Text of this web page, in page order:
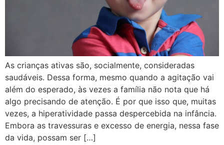
As crianças ativas são, socialmente, consideradas
saudáveis. Dessa forma, mesmo quando a agitação vai
além do esperado, às vezes a família não nota que há
algo precisando de atenção. É por que isso que, muitas
vezes, a hiperatividade passa despercebida na infância.
Embora as travessuras e excesso de energia, nessa fase
da vida, possam ser […]